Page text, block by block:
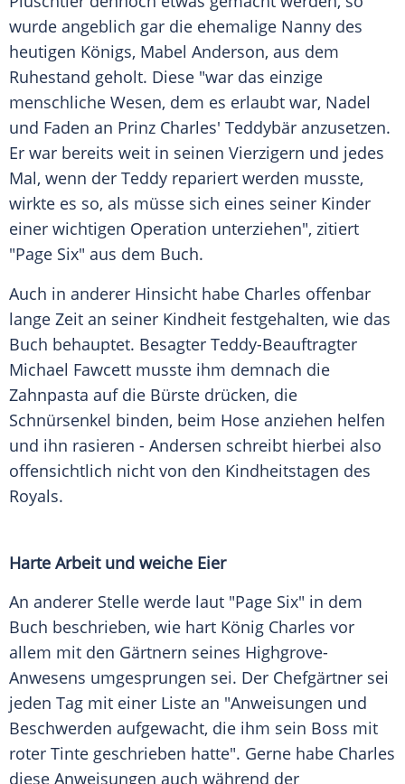
wurde angeblich gar die ehemalige Nanny des
heutigen Königs, Mabel Anderson, aus dem
Ruhestand geholt. Diese "war das einzige
menschliche Wesen, dem es erlaubt war, Nadel
und Faden an Prinz Charles' Teddybär anzusetzen.
Er war bereits weit in seinen Vierzigern und jedes
Mal, wenn der Teddy repariert werden musste,
wirkte es so, als müsse sich eines seiner Kinder
einer wichtigen Operation unterziehen", zitiert
"Page Six" aus dem Buch.
Auch in anderer Hinsicht habe Charles offenbar
lange Zeit an seiner Kindheit festgehalten, wie das
Buch behauptet. Besagter Teddy-Beauftragter
Michael Fawcett musste ihm demnach die
Zahnpasta auf die Bürste drücken, die
Schnürsenkel binden, beim Hose anziehen helfen
und ihn rasieren - Andersen schreibt hierbei also
offensichtlich nicht von den Kindheitstagen des
Royals.
Harte Arbeit und weiche Eier
An anderer Stelle werde laut "Page Six" in dem
Buch beschrieben, wie hart König Charles vor
allem mit den Gärtnern seines Highgrove-
Anwesens umgesprungen sei. Der Chefgärtner sei
jeden Tag mit einer Liste an "Anweisungen und
Beschwerden aufgewacht, die ihm sein Boss mit
roter Tinte geschrieben hatte". Gerne habe Charles
diese Anweisungen auch während der